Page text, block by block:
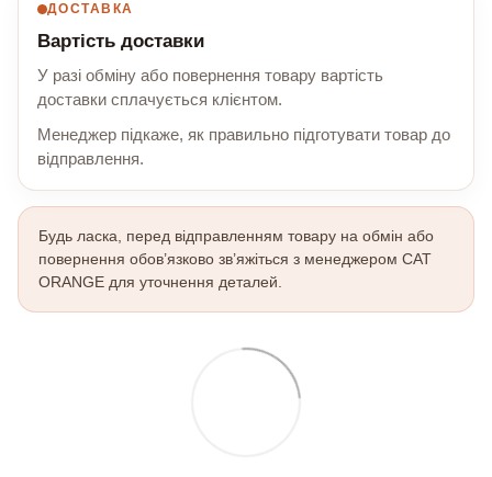
ДОСТАВКА
Вартість доставки
У разі обміну або повернення товару вартість
доставки сплачується клієнтом.
Менеджер підкаже, як правильно підготувати товар до
відправлення.
Будь ласка, перед відправленням товару на обмін або
повернення обов’язково зв’яжіться з менеджером CAT
ORANGE для уточнення деталей.